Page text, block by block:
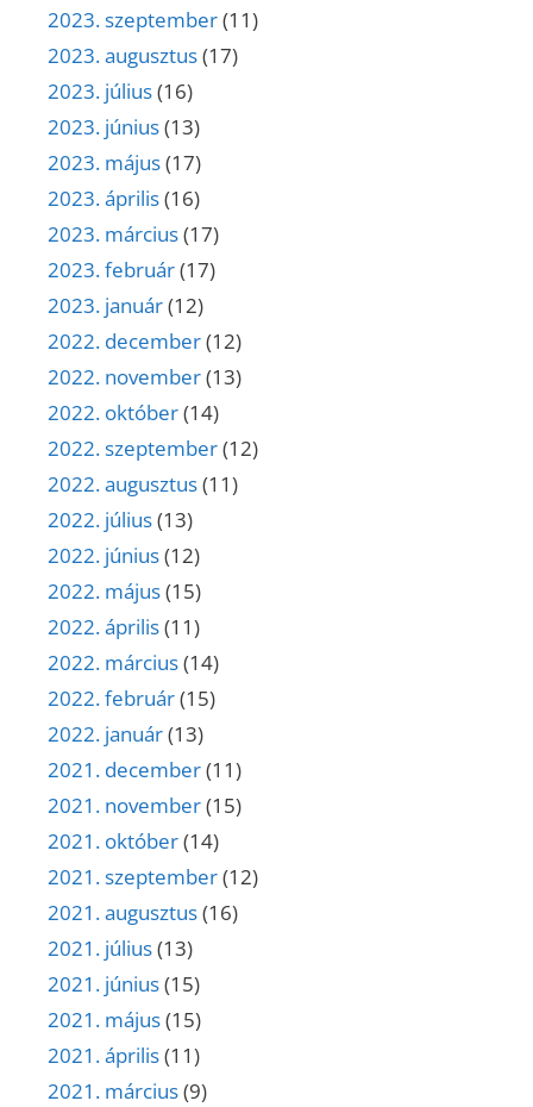
2023. szeptember(11)
2023. augusztus(17)
2023. július(16)
2023. június(13)
2023. május(17)
2023. április(16)
2023. március(17)
2023. február(17)
2023. január(12)
2022. december(12)
2022. november(13)
2022. október(14)
2022. szeptember(12)
2022. augusztus(11)
2022. július(13)
2022. június(12)
2022. május(15)
2022. április(11)
2022. március(14)
2022. február(15)
2022. január(13)
2021. december(11)
2021. november(15)
2021. október(14)
2021. szeptember(12)
2021. augusztus(16)
2021. július(13)
2021. június(15)
2021. május(15)
2021. április(11)
2021. március(9)